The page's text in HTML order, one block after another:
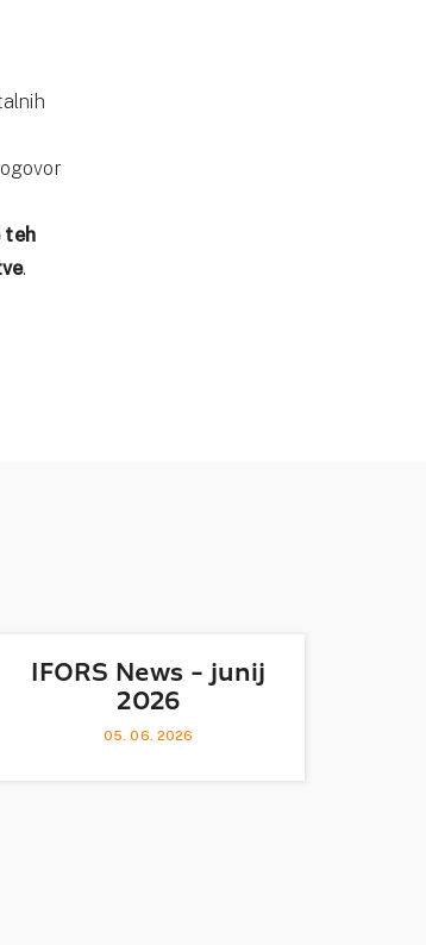
teh
.
IFORS News - junij
2026
05. 06. 2026